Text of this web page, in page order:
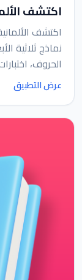
اكتشف
نماذج ثلاثية
الحروف،
عرض التطبيق